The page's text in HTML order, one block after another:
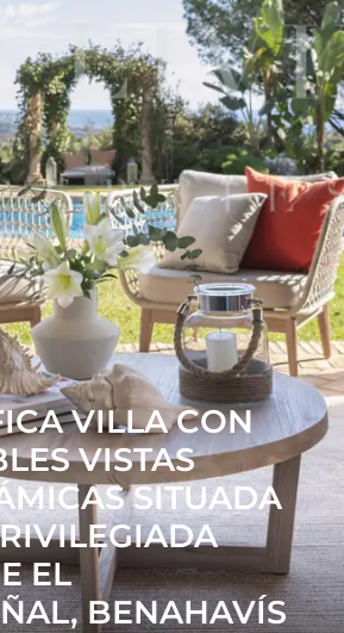
VILLA CON
VISTAS
SITUADA
EL
BENAHAVÍS